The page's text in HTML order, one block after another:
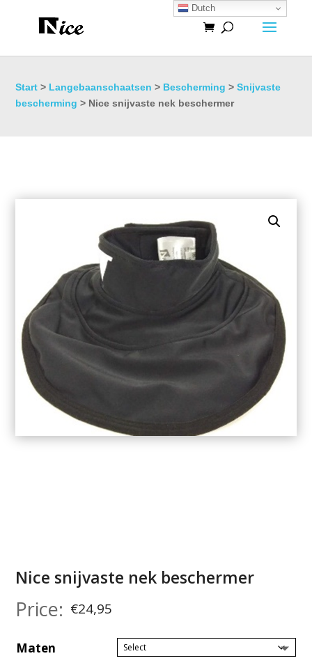
Start > Langebaanschaatsen > Bescherming >Snijvaste
bescherming > Nice snijvaste nek beschermer
Nice snijvaste nek beschermer
€24,95
Maten
Dutch